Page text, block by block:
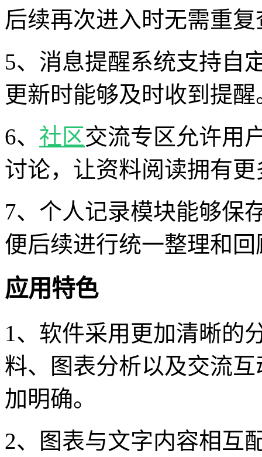
后续再次进入时无需重
5、消息提醒系统支持自
更新时能够及时收到提醒
6、 社区交流专区允许用
讨论，让资料阅读拥有
7、个人记录模块能够保
便后续进行统一整理和回
应用特色
1、软件采用更加清晰的
料、图表分析以及交流
加明确。
2、图表与文字内容相互